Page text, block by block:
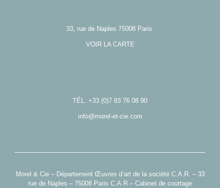
33, rue de Naples 75008 Paris
VOIR LA CARTE
TÉL. +33 (0)7 83 76 08 90
info@morel-et-cie.com
Morel & Cie – Département Œuvres d’art de la société C.A.R. – 33
rue de Naples – 75008 Paris C.A.R – Cabinet de courtage